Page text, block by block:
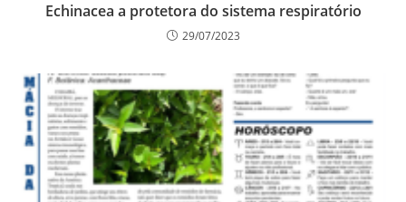
Echinacea a protetora do sistema respiratório
29/07/2023